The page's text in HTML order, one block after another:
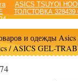
ASICS TSUYOI
ТОЛСТОВКА 328439
и одежды Asics
/ ASICS GEL-